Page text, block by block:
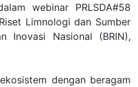
webinar PRLSDA#58
Limnologi dan Sumber
Inovasi Nasional (BRIN),
dengan beragam